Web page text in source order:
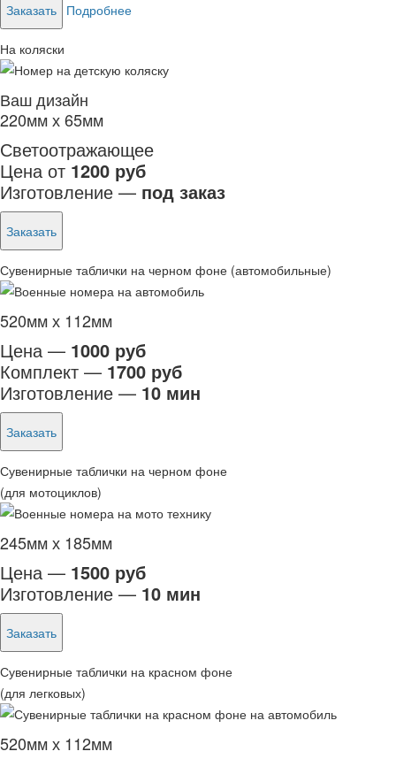
Заказать Подробнее
На коляски
Ваш дизайн
220мм х 65мм
Светоотражающее
Цена от 1200 руб
Изготовление — под заказ
Заказать
Сувенирные таблички на черном фоне (автомобильные)
520мм х 112мм
Цена — 1000 руб
Комплект — 1700 руб
Изготовление — 10 мин
Заказать
Сувенирные таблички на черном фоне
(для мотоциклов)
245мм х 185мм
Цена — 1500 руб
Изготовление — 10 мин
Заказать
Сувенирные таблички на красном фоне
(для легковых)
520мм х 112мм